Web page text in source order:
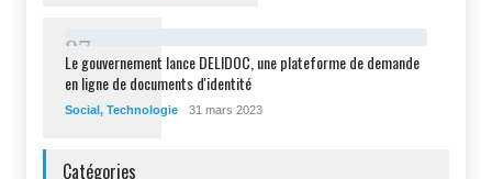
87
Le gouvernement lance DELIDOC, une plateforme de demande
en ligne de documents d'identité
Social, Technologie 31 mars 2023
Catégories